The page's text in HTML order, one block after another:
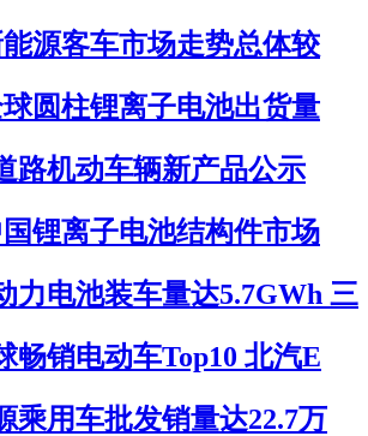
能源客车市场走势总体较
球圆柱锂离子电池出货量
路机动车辆新产品公示
国锂离子电池结构件市场
力电池装车量达5.7GWh 三
畅销电动车Top10 北汽E
乘用车批发销量达22.7万